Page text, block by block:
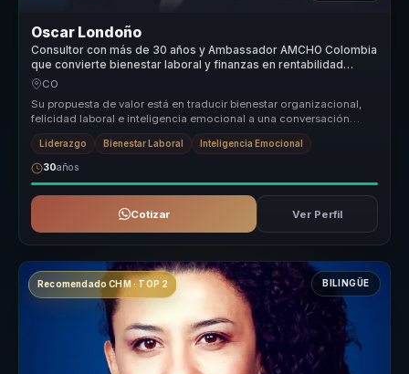
Oscar Londoño
Consultor con más de 30 años y Ambassador AMCHO Colombia
que convierte bienestar laboral y finanzas en rentabilidad
humana.
CO
Su propuesta de valor está en traducir bienestar organizacional,
felicidad laboral e inteligencia emocional a una conversación
corporativ...
Liderazgo Bienestar Laboral Inteligencia Emocional
30años
Cotizar Ver Perfil
Recomendado CHM · TOP 2 BILINGÜE